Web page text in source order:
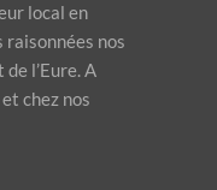
local en
raisonnées nos
l’Eure. A
chez nos